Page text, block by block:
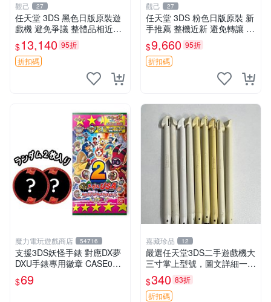
觀己 27
任天堂 3DS 黑色日版原裝遊
戲機 避免爭議 整體品相近新
屏幕老化發黃 功能正常 按鍵
順暢 搖桿精準 帶原裝電池 3d
s 黑色 日版 原裝
$13,140 95折
折扣碼
觀己 27
任天堂 3DS 粉色日版原裝 新
手推薦 整機近新 避免轉讓 10
33三碼合一 老化發黃 屏幕 按
鍵搖桿
$9,660 95折
折扣碼
魔力電玩遊戲商店 54716
支援3DS妖怪手錶 對應DX夢
DXU手錶專用徽章 CASE02
美國妖怪徽章 我們美利堅肌
肉強壯男子 單包【板橋魔
$69
嘉藏珍品 12
嚴選任天堂3DS二手遊戲機大
三寸掌上型號，圖文詳細一目
了然。 3DS 電腦型 古代型
老機型
$340 83折
折扣碼